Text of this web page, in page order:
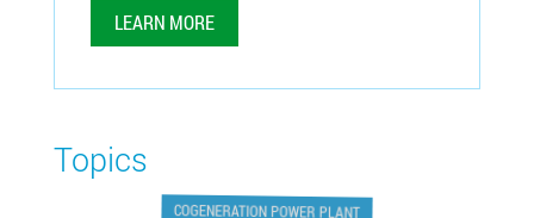
LEARN MORE
Topics
COGENERATION POWER PLANT